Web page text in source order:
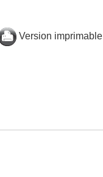
Version imprimable